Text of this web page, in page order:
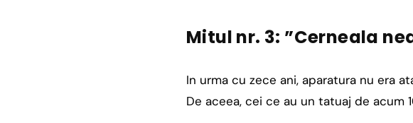
Mitul nr. 3: ”Cerneala
In urma cu zece ani, aparatura nu era
De aceea, cei ce au un tatuaj de acum